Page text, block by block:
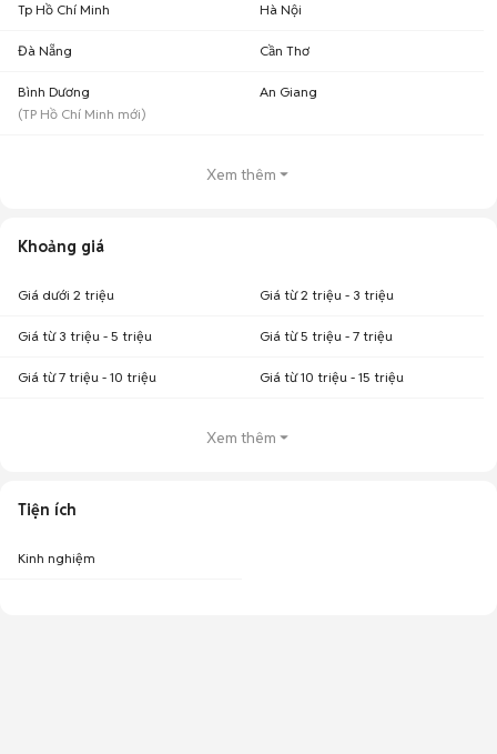
Tp Hồ Chí Minh Hà Nội
Đà Nẵng Cần Thơ
Bình Dương
(TP Hồ Chí Minh mới)
An Giang
Xem thêm
Khoảng giá
Giá dưới 2 triệu Giá từ 2 triệu - 3 triệu
Giá từ 3 triệu - 5 triệu Giá từ 5 triệu - 7 triệu
Giá từ 7 triệu - 10 triệu Giá từ 10 triệu - 15 triệu
Xem thêm
Tiện ích
Kinh nghiệm